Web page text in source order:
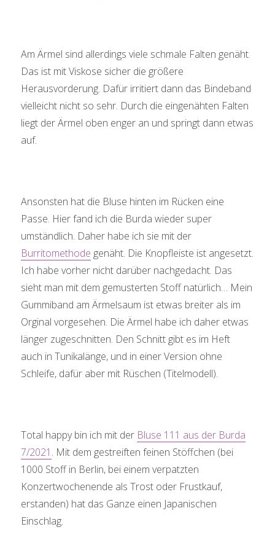
Am Ärmel sind allerdings viele schmale Falten genäht.
Das ist mit Viskose sicher die größere
Herausvorderung. Dafür irritiert dann das Bindeband
vielleicht nicht so sehr. Durch die eingenähten Falten
liegt der Ärmel oben enger an und springt dann etwas
auf.
Ansonsten hat die Bluse hinten im Rücken eine
Passe. Hier fand ich die Burda wieder super
umständlich. Daher habe ich sie mit der
Burritomethode genäht. Die Knopfleiste ist angesetzt.
Ich habe vorher nicht darüber nachgedacht. Das
sieht man mit dem gemusterten Stoff natürlich… Mein
Gummiband am Ärmelsaum ist etwas breiter als im
Orginal vorgesehen. Die Ärmel habe ich daher etwas
länger zugeschnitten. Den Schnitt gibt es im Heft
auch in Tunikalänge, und in einer Version ohne
Schleife, dafür aber mit Rüschen (Titelmodell).
Total happy bin ich mit der Bluse 111 aus der Burda
7/2021 . Mit dem gestreiften feinen Stöffchen (bei
1000 Stoff in Berlin, bei einem verpatzten
Konzertwochenende als Trost oder Frustkauf,
erstanden) hat das Ganze einen Japanischen
Einschlag.